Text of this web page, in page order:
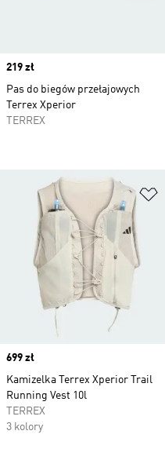
Price
219 zł
Pas do biegów przełajowych
Terrex Xperior
TERREX
Price
699 zł
Kamizelka Terrex Xperior Trail
Running Vest 10l
TERREX
3 kolory